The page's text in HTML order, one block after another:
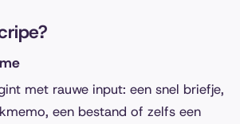
met rauwe input: een snel briefje,
een bestand of zelfs een